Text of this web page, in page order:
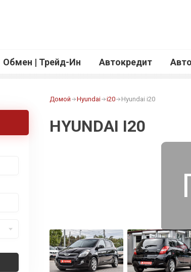
Обмен | Трейд-Ин Автокредит
Домой Hyundai i20 Hyundai i20
HYUNDAI I20